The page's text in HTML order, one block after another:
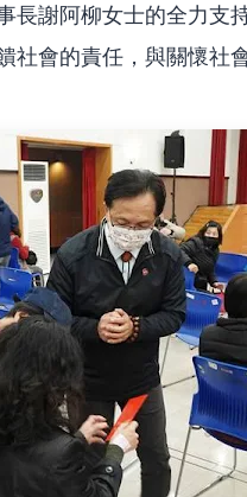
長謝阿柳女士的全力支
會的責任，與關懷社會